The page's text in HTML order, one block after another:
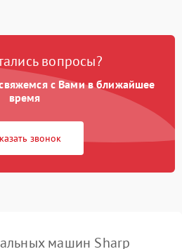
2200 ₽ Подробнее →
вопросы?
с Вами в ближайшее
время
звонок
машин Sharp